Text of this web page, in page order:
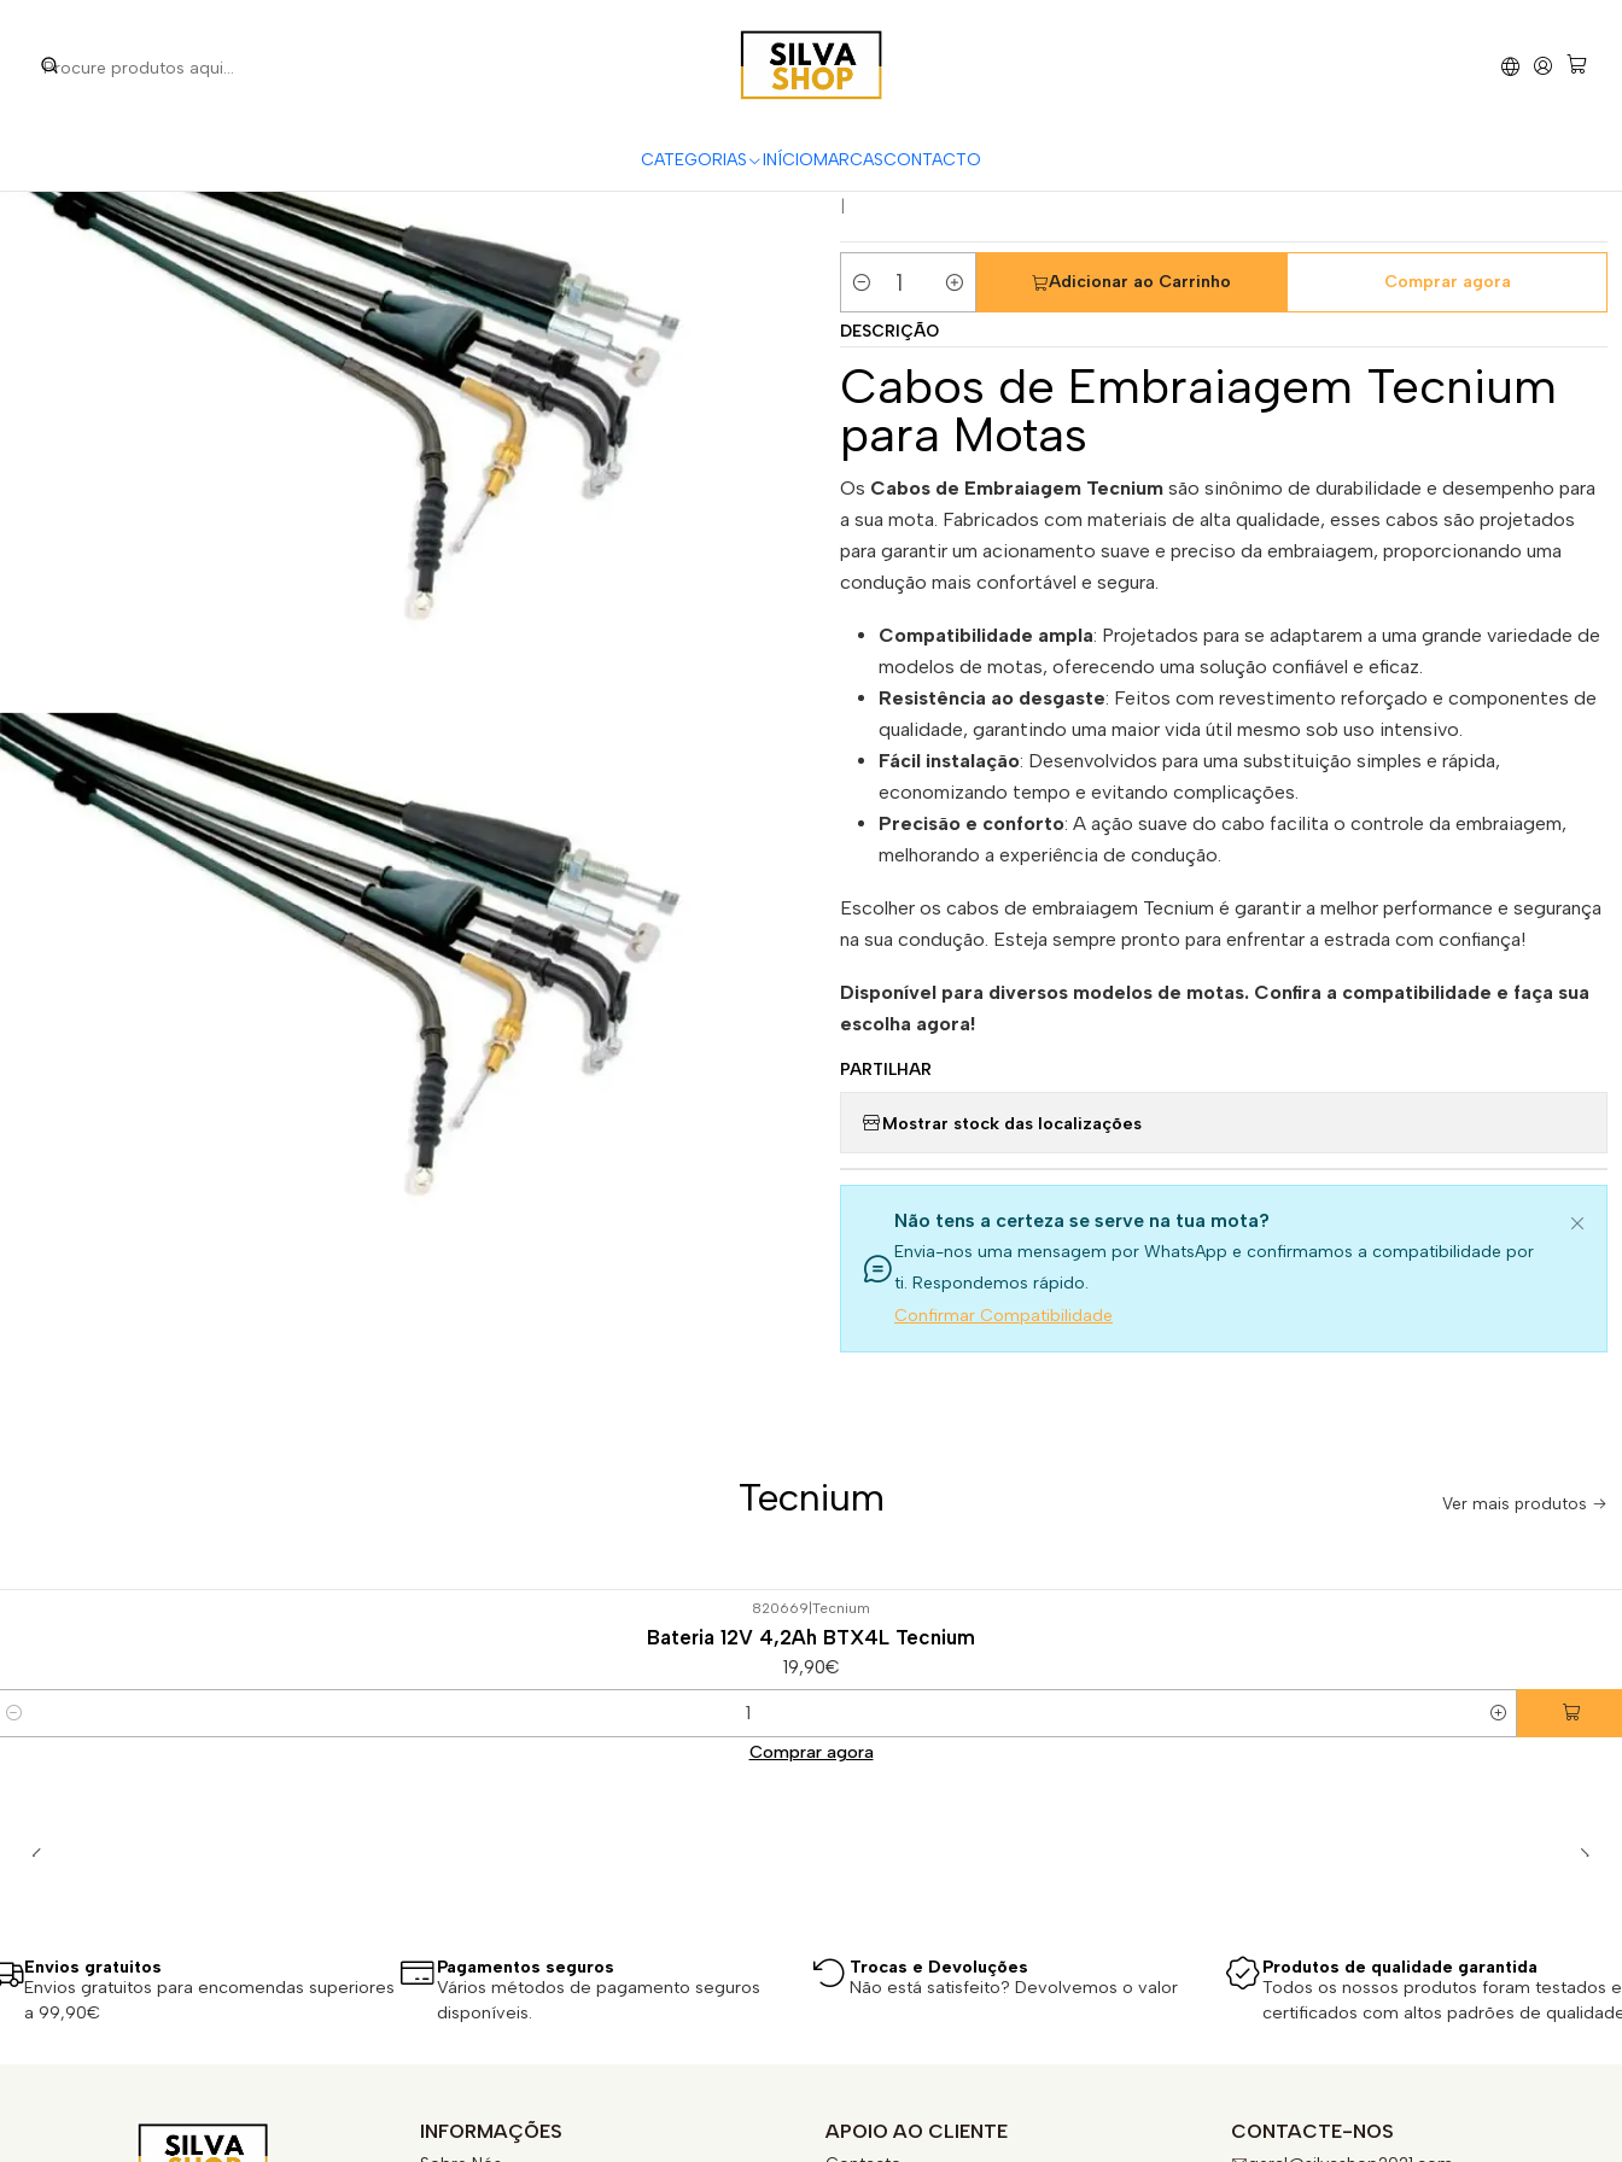
CATEGORIAS INÍCIOMARCASCONTACTO
1994/1996
Quantidade
Adicionar ao Carrinho Comprar agora
DESCRIÇÃO
Cabos de Embraiagem Tecnium
para Motas
Os Cabos de Embraiagem Tecnium são sinônimo de durabilidade e desempenho para
a sua mota. Fabricados com materiais de alta qualidade, esses cabos são projetados
para garantir um acionamento suave e preciso da embraiagem, proporcionando uma
condução mais confortável e segura.
Compatibilidade ampla: Projetados para se adaptarem a uma grande variedade de
modelos de motas, oferecendo uma solução confiável e eficaz.
Resistência ao desgaste: Feitos com revestimento reforçado e componentes de
qualidade, garantindo uma maior vida útil mesmo sob uso intensivo.
Fácil instalação: Desenvolvidos para uma substituição simples e rápida,
economizando tempo e evitando complicações.
Precisão e conforto: A ação suave do cabo facilita o controle da embraiagem,
melhorando a experiência de condução.
Escolher os cabos de embraiagem Tecnium é garantir a melhor performance e segurança
na sua condução. Esteja sempre pronto para enfrentar a estrada com confiança!
Disponível para diversos modelos de motas. Confira a compatibilidade e faça sua
escolha agora!
PARTILHAR
Mostrar stock das localizações
Não tens a certeza se serve na tua mota?
Envia-nos uma mensagem por WhatsApp e confirmamos a compatibilidade por
ti. Respondemos rápido.
Confirmar Compatibilidade
Tecnium Ver mais produtos
820669 Tecnium
Bateria 12V 4,2Ah BTX4L Tecnium
19,90€
Comprar agora
Envios gratuitos
Envios gratuitos para encomendas superiores
a 99,90€
Pagamentos seguros
Vários métodos de pagamento seguros
disponíveis.
Trocas e Devoluções
Não está satisfeito? Devolvemos o valor
Produtos de qualidade garantida
Todos os nossos produtos foram testados e
certificados com altos padrões de
INFORMAÇÕES APOIO AO CLIENTE CONTACTE-NOS